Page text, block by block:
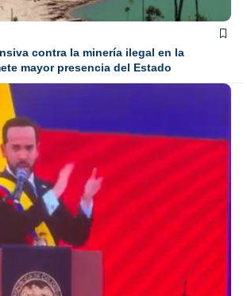
contra la minería ilegal en la
mayor presencia del Estado